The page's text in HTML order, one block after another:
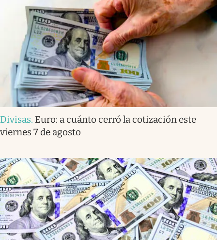
Divisas. Euro: a cuánto cerró la cotización este
viernes 7 de agosto